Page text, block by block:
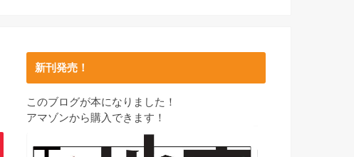
新刊発売！
このブログが本になりました！
アマゾンから購入できます！